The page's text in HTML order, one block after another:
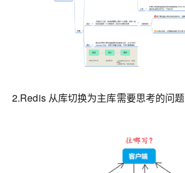
2.Redis 从库切换为主库需要思考的问题